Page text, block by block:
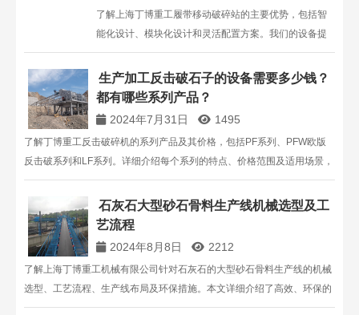
了解上海丁博重工履带移动破碎站的主要优势，包括智
能化设计、模块化设计和灵活配置方案。我们的设备提
供卓越的破碎性能，满足不同应用需求。点击查看详细
信息。
生产加工反击破石子的设备需要多少钱？
都有哪些系列产品？
2024年7月31日 1495
了解丁博重工反击破碎机的系列产品及其价格，包括PF系列、PFW欧版
反击破系列和LF系列。详细介绍每个系列的特点、价格范围及适用场景，
帮助您选择合适的反击破碎设备。
石灰石大型砂石骨料生产线机械选型及工
艺流程
2024年8月8日 2212
了解上海丁博重工机械有限公司针对石灰石的大型砂石骨料生产线的机械
选型、工艺流程、生产线布局及环保措施。本文详细介绍了高效、环保的
生产线设计方案，助力矿山行业绿色发展。联系电话：13816711123。